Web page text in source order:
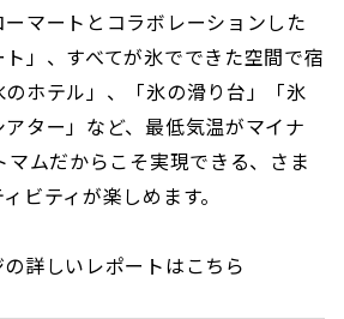
マートとコラボレーションした
ト」、すべてが氷でできた空間で宿
ホテル」、「氷の滑り台」「氷
ター」など、最低気温がマイナ
ムだからこそ実現できる、さま
ビティが楽しめます。
詳しいレポートはこちら